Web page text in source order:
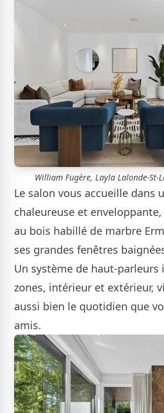
William Fugère, Layla Lalonde-St-
Le salon vous accueille dans
chaleureuse et
au bois habillé de marbre
ses grandes fenêtres
Un système de haut-parleurs
zones, intérieur et extérieur,
aussi bien le quotidien que
amis.